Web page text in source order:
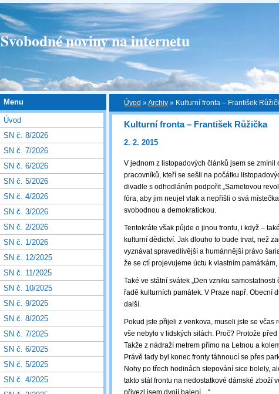
Svobodné noviny na internetu
Úvod »Archiv » Kulturní fronta – František
Kulturní fronta – František Růžička
2. 2. 2015
V jednom z listopadových článků jsem se zmínil
pracovníků, kteří se sešli na počátku
divadle s odhodláním podpořit „Sametovou
fóra, aby jim neujel vlak a nepřišli o svá
svobodnou a demokratickou.
Tentokráte však půjde o jinou frontu, i když –
kulturní dědictví. Jak dlouho to bude trvat, než
vyznávat spravedlivější a humánnější právo
že se ctí projevujeme úctu k vlastním
Také ve státní svátek „Den vzniku
řadě kulturních památek. V Praze např. Obecní
další.
Pokud jste přijeli z venkova, museli jste se
vše nebylo v lidských silách. Proč? Protože
Takže z nádraží metrem přímo na Letnou a
Právě tady byl konec fronty táhnoucí se přes
Nohy po třech hodinách stepování sice bolely,
takto stál frontu na nedostatkové dámské zboží
Menu
Úvod
SN č. 8/2026
SN č. 7/2026
SN č. 6/2026
SN č. 5/2026
SN č. 4/2026
SN č. 3/2026
SN č. 2/2026
SN č. 1/2026
SN č. 12/2025
SN č. 11/2025
SN č. 10/2025
SN č. 9/2025
SN č. 8/2025
SN č. 7/2025
SN č. 6/2025
SN č. 5/2025
SN č. 4/2025